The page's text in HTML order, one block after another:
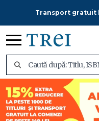
Transport gratuit